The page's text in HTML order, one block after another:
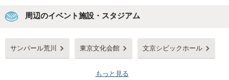
周辺のイベント施設・スタジアム
サンパール荒川 東京文化会館 文京シビックホール
もっと見る